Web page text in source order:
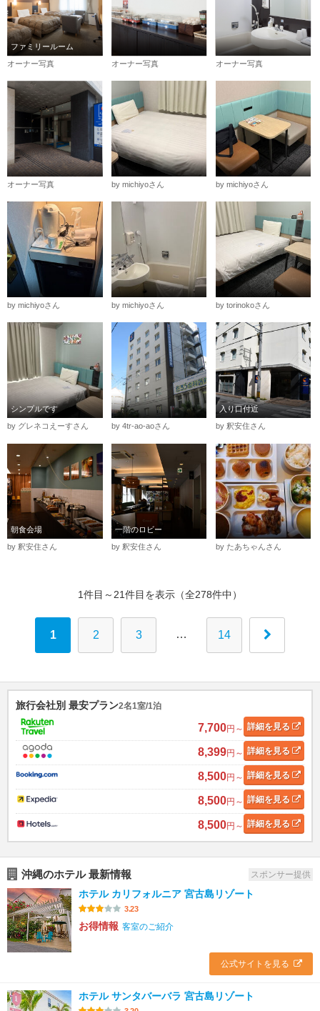
ファミリールーム
オーナー写真
オーナー写真 オーナー写真
オーナー写真 by michiyoさん by michiyoさん
by michiyoさん by michiyoさん by torinokoさん
シンプルです
by グレネコえーすさん
by 4tr-ao-aoさん
入り口付近
by 釈安住さん
朝食会場
by 釈安住さん
一階のロビー
by 釈安住さん
by たあちゃんさん
1件目～21件目を表示（全278件中）
1 2 3 … 14
旅行会社別 最安プラン2名1室/1泊
7,700円～ 詳細を見る
8,399円～ 詳細を見る
8,500円～ 詳細を見る
8,500円～ 詳細を見る
8,500円～ 詳細を見る
沖縄のホテル 最新情報 スポンサー提供
ホテル カリフォルニア 宮古島リゾート
3.23
お得情報 客室のご紹介
公式サイトを見る
ホテル サンタバーバラ 宮古島リゾート